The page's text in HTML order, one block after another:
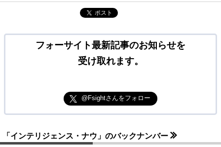
ポスト
フォーサイト最新記事のお知らせを
受け取れます。
@Fsightさんをフォロー
「インテリジェンス・ナウ」のバックナンバー